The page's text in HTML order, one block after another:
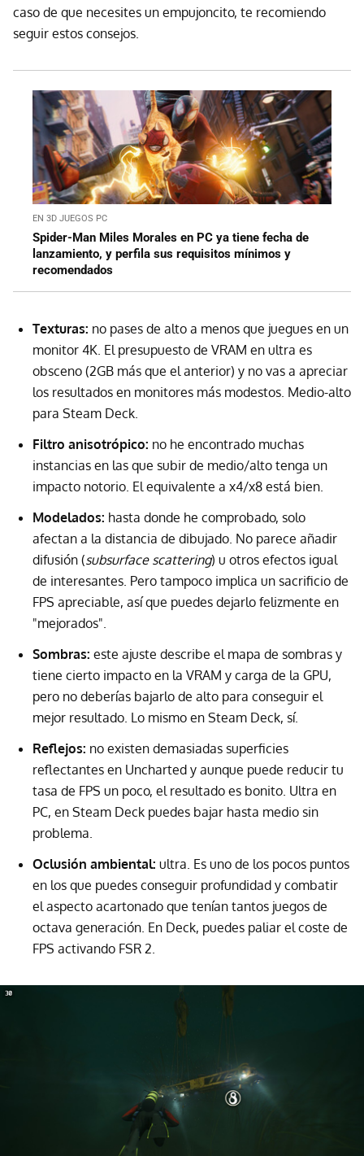
caso de que necesites un empujoncito, te recomiendo
seguir estos consejos.
EN 3D JUEGOS PC
Spider-Man Miles Morales en PC ya tiene fecha de
lanzamiento, y perfila sus requisitos mínimos y
recomendados
Texturas: no pases de alto a menos que juegues en un
monitor 4K. El presupuesto de VRAM en ultra es
obsceno (2GB más que el anterior) y no vas a apreciar
los resultados en monitores más modestos. Medio-alto
para Steam Deck.
Filtro anisotrópico: no he encontrado muchas
instancias en las que subir de medio/alto tenga un
impacto notorio. El equivalente a x4/x8 está bien.
Modelados: hasta donde he comprobado, solo
afectan a la distancia de dibujado. No parece añadir
difusión (subsurface scattering) u otros efectos igual
de interesantes. Pero tampoco implica un sacrificio de
FPS apreciable, así que puedes dejarlo felizmente en
"mejorados".
Sombras: este ajuste describe el mapa de sombras y
tiene cierto impacto en la VRAM y carga de la GPU,
pero no deberías bajarlo de alto para conseguir el
mejor resultado. Lo mismo en Steam Deck, sí.
Reflejos: no existen demasiadas superficies
reflectantes en Uncharted y aunque puede reducir tu
tasa de FPS un poco, el resultado es bonito. Ultra en
PC, en Steam Deck puedes bajar hasta medio sin
problema.
Oclusión ambiental: ultra. Es uno de los pocos puntos
en los que puedes conseguir profundidad y combatir
el aspecto acartonado que tenían tantos juegos de
octava generación. En Deck, puedes paliar el coste de
FPS activando FSR 2.